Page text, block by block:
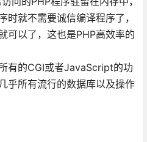
就不需要诚信编译程序了，
可以了，这也是PHP高效率的
有的CGI或者JavaScript的功
乎所有流行的数据库以及操作